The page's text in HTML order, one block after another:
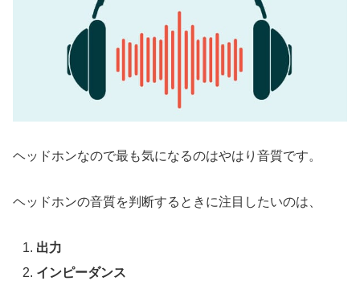
ヘッドホンなので最も気になるのはやはり音質です。
ヘッドホンの音質を判断するときに注目したいのは、
出力
インピーダンス